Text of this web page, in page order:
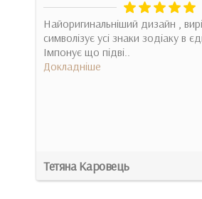
Найоригинальніший дизайн ,
символізує усі знаки зодіаку в
Імпонує що підві..
Докладніше
Тетяна Каровець